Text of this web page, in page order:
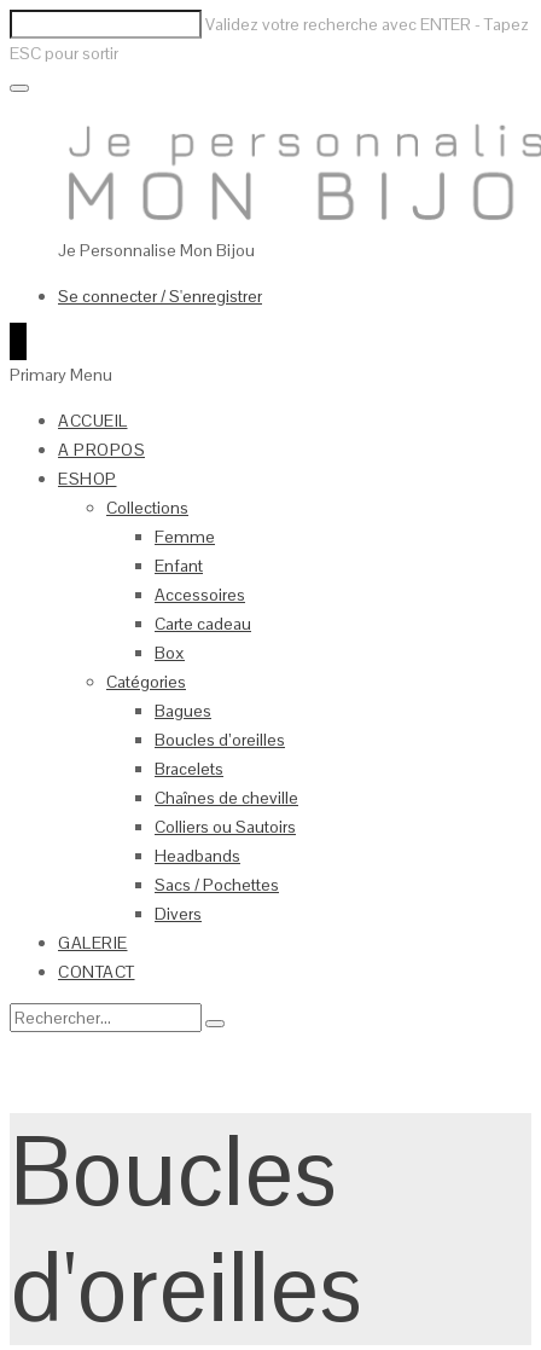
Validez votre recherche avec ENTER - Tapez
ESC pour sortir
Je Personnalise Mon Bijou
Se connecter / S'enregistrer
Primary Menu
ACCUEIL
A PROPOS
ESHOP
Collections
Femme
Enfant
Accessoires
Carte cadeau
Box
Catégories
Bagues
Boucles d’oreilles
Bracelets
Chaînes de cheville
Colliers ou Sautoirs
Headbands
Sacs / Pochettes
Divers
GALERIE
CONTACT
Boucles
d'oreilles